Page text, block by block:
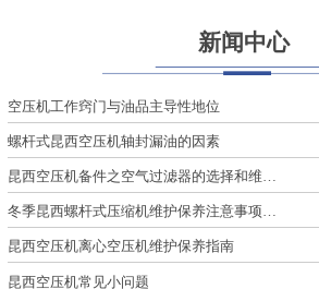
新闻中心
空压机工作窍门与油品主导性地位
螺杆式昆西空压机轴封漏油的因素
昆西空压机备件之空气过滤器的选择和维…
冬季昆西螺杆式压缩机维护保养注意事项…
昆西空压机离心空压机维护保养指南
昆西空压机常见小问题